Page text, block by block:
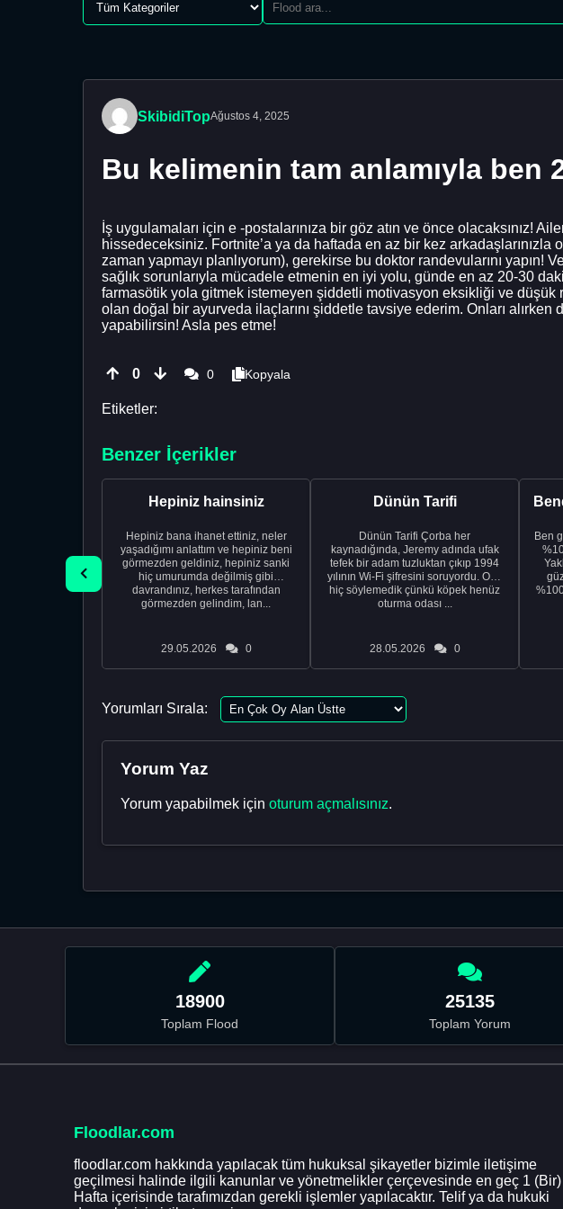
SkibidiTopAğustos 4, 2025
Bu kelimenin tam anlamıyla ben
İş uygulamaları için e -postalarınıza bir göz atın ve önce olacaksınız!
hissedeceksiniz. Fortnite’a ya da haftada en az bir kez
zaman yapmayı planlıyorum), gerekirse bu doktor randevularını
sağlık sorunlarıyla mücadele etmenin en iyi yolu, günde en az 20-30
farmasötik yola gitmek istemeyen şiddetli motivasyon eksikliği ve düşük
olan doğal bir ayurveda ilaçlarını şiddetle tavsiye ederim. Onları
yapabilirsin! Asla pes etme!
0 0 Kopyala
Etiketler:
Benzer İçerikler
Hepiniz hainsiniz
Hepiniz bana ihanet ettiniz, neler
yaşadığımı anlattım ve hepiniz beni
görmezden geldiniz, hepiniz sanki
hiç umurumda değilmiş gibi
davrandınız, herkes tarafından
görmezden gelindim, lan...
29.05.2026 0
Dünün Tarifi
Dünün Tarifi Çorba her
kaynadığında, Jeremy adında ufak
tefek bir adam tuzluktan çıkıp 1994
yılının Wi-Fi şifresini soruyordu. Ona
hiç söylemedik çünkü köpek henüz
oturma odası ...
28.05.2026 0
Ben
Yorumları Sırala:
Yorum Yaz
Yorum yapabilmek için oturum açmalısınız.
18900
Toplam Flood
25135
Toplam Yorum
Floodlar.com
floodlar.com hakkında yapılacak tüm hukuksal şikayetler bizimle iletişime
geçilmesi halinde ilgili kanunlar ve yönetmelikler çerçevesinde en geç 1 (Bir)
Hafta içerisinde tarafımızdan gerekli işlemler yapılacaktır. Telif ya da hukuki